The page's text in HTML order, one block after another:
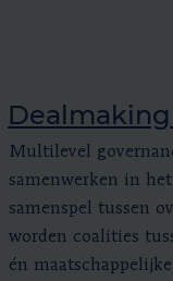
Multilevel
samenwerken in
samenspel tussen
worden coalities
én